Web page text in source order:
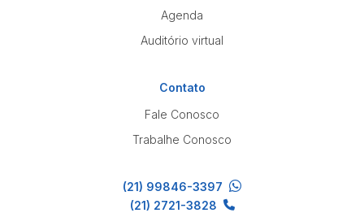
Agenda
Auditório virtual
Contato
Fale Conosco
Trabalhe Conosco
(21) 99846-3397
(21) 2721-3828